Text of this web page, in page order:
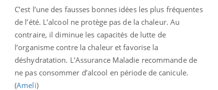
C’est l’une des fausses bonnes idées les plus fréquentes
de l’été. L’alcool ne protège pas de la chaleur. Au
contraire, il diminue les capacités de lutte de
l’organisme contre la chaleur et favorise la
déshydratation. L’Assurance Maladie recommande de
ne pas consommer d’alcool en période de canicule.
(Ameli)